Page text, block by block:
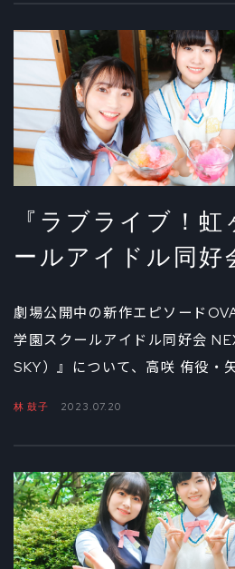
ソード、そして5thアルバムや
の展開に対する思いをたっぷり
『ラブライブ！
ールアイドル同好
璃、林 鼓子が語
の今とこれから②
劇場公開中の新作エピソード
学園スクールアイドル同好会
SKY）』について、高咲 侑役・
NOW!」の魅力を中心にお届け
林 鼓子 2023.07.20